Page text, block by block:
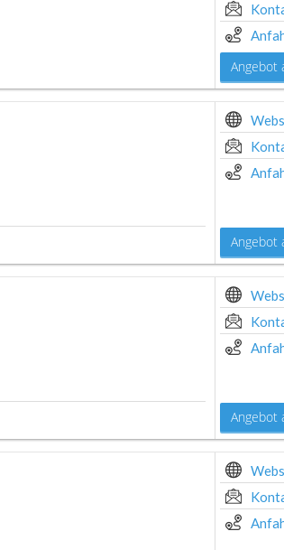
Angebot
Angebot
Angebot